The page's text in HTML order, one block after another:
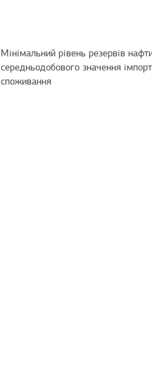
Мінімальний рівень резервів
середньодобового значення
споживання